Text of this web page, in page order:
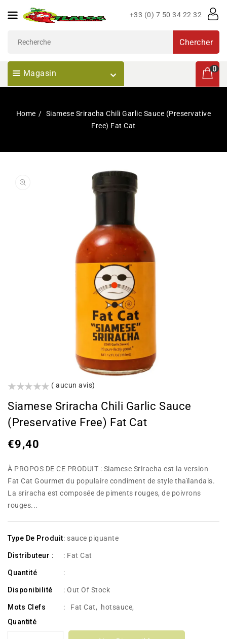
Au
+33 (0) 7 50 34 22 32
Chercher
Magasin 0
0
Home
Siamese Sriracha Chili Garlic Sauce (Preservative
Free) Fat Cat
()
( aucun avis)
Siamese Sriracha Chili Garlic Sauce
(Preservative Free) Fat Cat
Prix
€9,40
À PROPOS DE CE PRODUIT : Siamese Sriracha est la version
Fat Cat Gourmet du populaire condiment de style thaïlandais.
La sriracha est composée de piments rouges, de poivrons
rouges...
Type De Produit: sauce piquante
Distributeur : : Fat Cat
Quantité :
Disponibilité : Out Of Stock
Mots Clefs : Fat Cat, hotsauce,
Quantité